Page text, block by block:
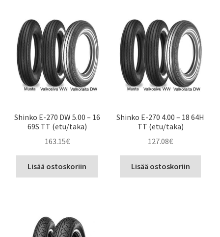
Shinko E-270 DW 5.00 – 16
69S TT (etu/taka)
163.15€
Lisää ostoskoriin
Shinko E-270 4.00 – 18 64H
TT (etu/taka)
127.08€
Lisää ostoskoriin